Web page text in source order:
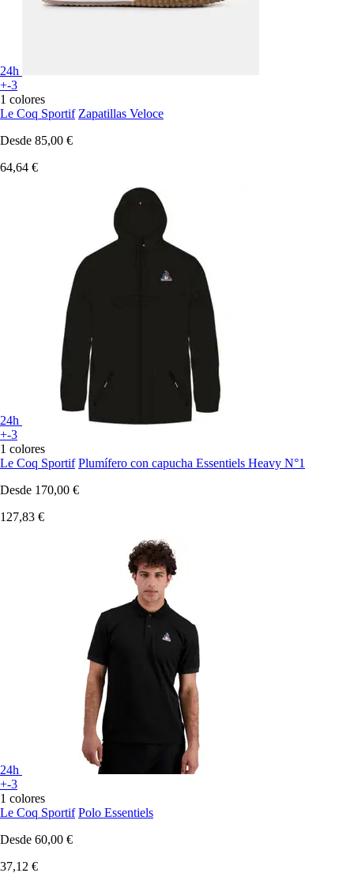
24h
+-3
1 colores
Le Coq Sportif Zapatillas Veloce
Desde 85,00 €
64,64 €
24h
+-3
1 colores
Le Coq Sportif Plumífero con capucha Essentiels Heavy N°1
Desde 170,00 €
127,83 €
24h
+-3
1 colores
Le Coq Sportif Polo Essentiels
Desde 60,00 €
37,12 €